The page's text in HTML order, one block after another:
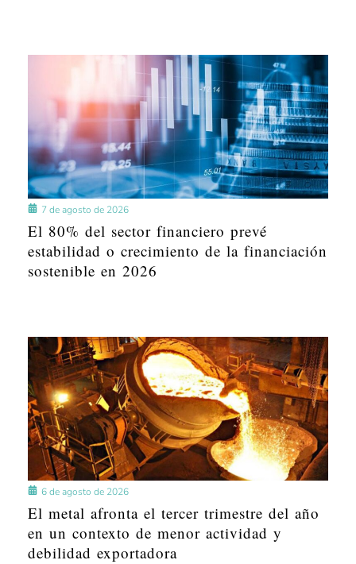
7 de agosto de 2026
El 80% del sector financiero prevé
estabilidad o crecimiento de la financiación
sostenible en 2026
6 de agosto de 2026
El metal afronta el tercer trimestre del año
en un contexto de menor actividad y
debilidad exportadora